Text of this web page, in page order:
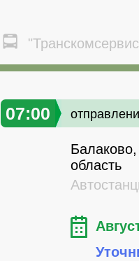
07:00
область